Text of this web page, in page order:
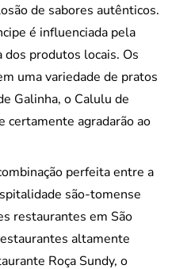
de sabores autênticos.
é influenciada pela
dos produtos locais. Os
uma variedade de pratos
Galinha, o Calulu de
certamente agradarão ao
perfeita entre a
são-tomense
restaurantes em São
altamente
Roça Sundy, o